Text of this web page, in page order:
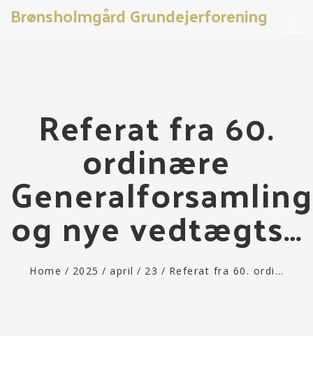
Brønsholmgård Grundejerforening
Referat fra 60.
ordinære
Generalforsamling
og nye vedtægts…
Home / 2025 / april / 23 / Referat fra 60. ordi…